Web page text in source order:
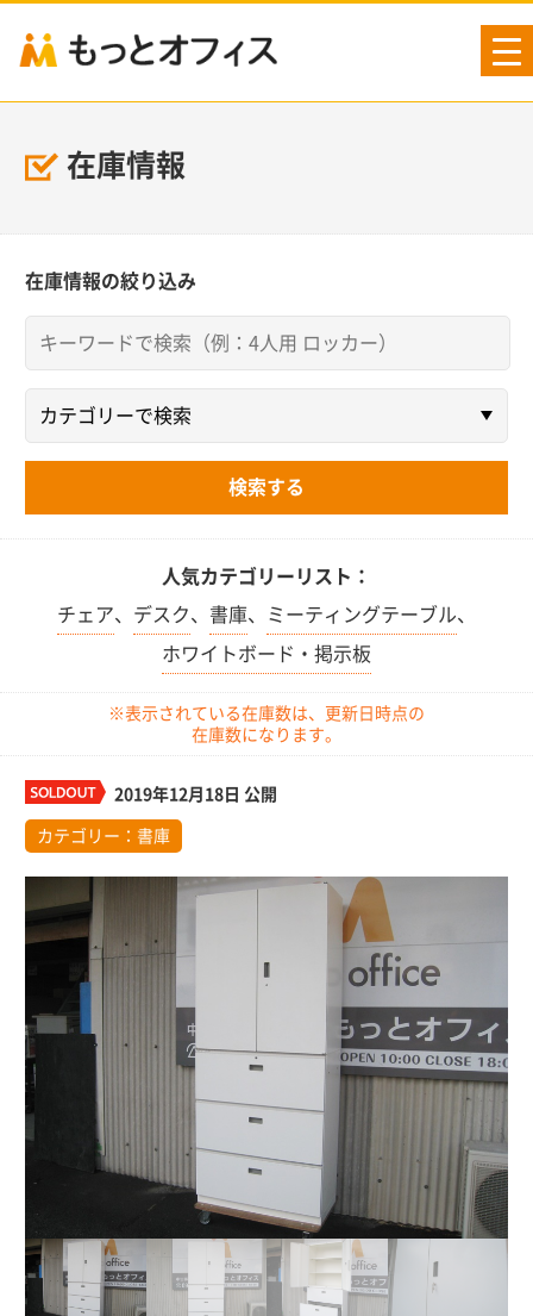
在庫情報
在庫情報の絞り込み
人気カテゴリーリスト：
チェア、 デスク、 書庫、 ミーティングテーブル、
ホワイトボード・掲示板
※表示されている在庫数は、更新日時点の
在庫数になります。
2019年12月18日 公開
カテゴリー： 書庫